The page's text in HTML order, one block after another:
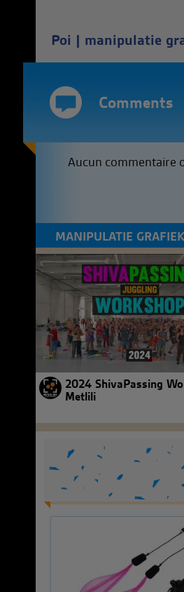
Poi | manipulatie
Comments
Aucun commentaire
MANIPULATIE GRAFIEK
2024 ShivaPassing
Metlili